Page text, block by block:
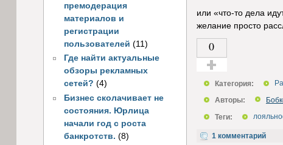
премодерация
материалов и
регистрации
пользователей (11)
Где найти актуальные
обзоры рекламных
сетей? (4)
Бизнес сколачивает не
состояния. Юрлица
начали год с роста
банкротств. (8)
или «что-то дела
желание просто
0
Категория:
Авторы:
Теги:
1 комментарий